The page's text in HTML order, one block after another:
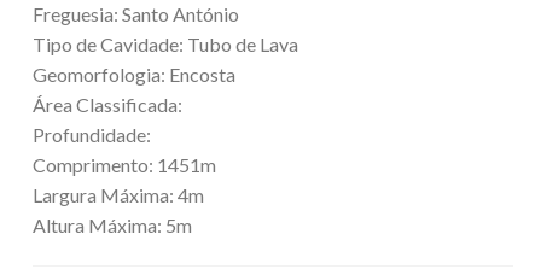
Freguesia: Santo António
Tipo de Cavidade: Tubo de Lava
Geomorfologia: Encosta
Área Classificada:
Profundidade:
Comprimento: 1451m
Largura Máxima: 4m
Altura Máxima: 5m